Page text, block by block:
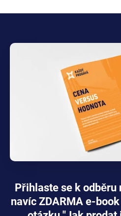
Přihlaste se k
navíc ZDARMA e-